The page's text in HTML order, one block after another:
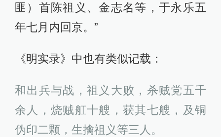
匪）首陈祖义、金志名等，于永乐五
年七月内回京。”
《明实录》中也有类似记载：
和出兵与战，祖义大败，杀贼党五千
余人，烧贼舡十艘，获其七艘，及铜
伪印二颗，生擒祖义等三人。